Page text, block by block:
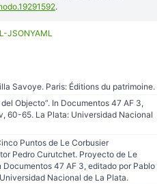
.
JSONYAML
Savoye. Paris: Éditions du patrimoine.
Objecto”. In Documentos 47 AF 3,
60-65. La Plata: Universidad Nacional
Puntos de Le Corbusier
Pedro Curutchet. Proyecto de Le
47 AF 3, editado por Pablo
Nacional de La Plata.